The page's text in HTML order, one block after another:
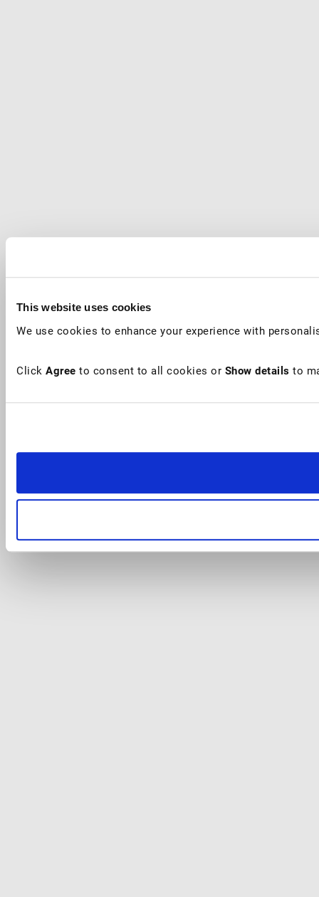
This website uses cookies
We use cookies to enhance your experience with
Click Agree to consent to all cookies or Show details to